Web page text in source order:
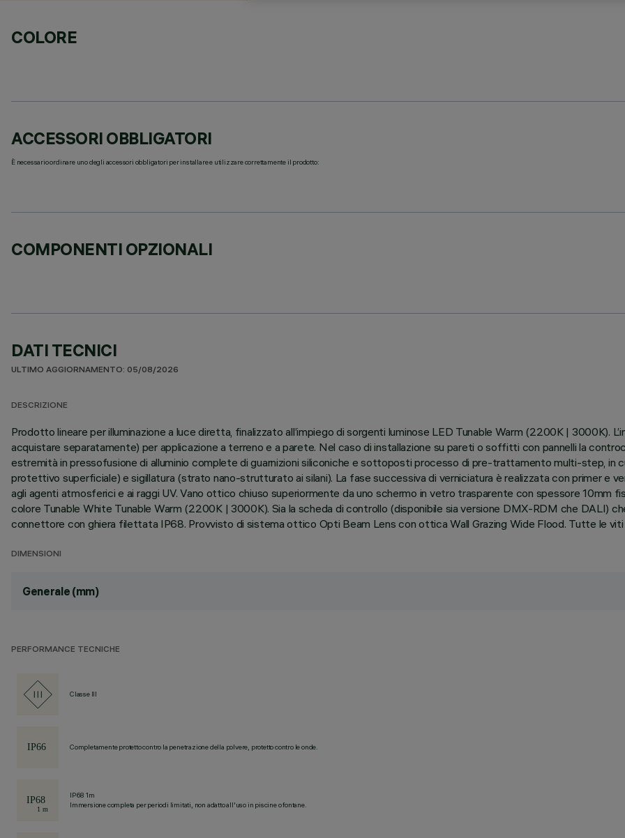
COLORE
ACCESSORI OBBLIGATORI
È necessario ordinare uno degli accessori obbligatori per installare e utilizzare correttamente il prodotto:
COMPONENTI OPZIONALI
DATI TECNICI
ULTIMO AGGIORNAMENTO: 05/08/2026
DESCRIZIONE
Prodotto lineare per illuminazione a luce diretta, finalizzato all’impiego di sorgenti luminose LED Tunable Warm (2200K | 3000K).
acquistare separatamente) per applicazione a terreno e a parete. Nel caso di installazione su pareti o soffitti con pannelli la
estremità in pressofusione di alluminio complete di guarnizioni siliconiche e sottoposti processo di pre-trattamento multi-step, in
protettivo superficiale) e sigillatura (strato nano-strutturato ai silani). La fase successiva di verniciatura è realizzata con primer e
agli agenti atmosferici e ai raggi UV. Vano ottico chiuso superiormente da uno schermo in vetro trasparente con spessore 10mm
colore Tunable White Tunable Warm (2200K | 3000K). Sia la scheda di controllo (disponibile sia versione DMX-RDM che DALI)
connettore con ghiera filettata IP68. Provvisto di sistema ottico Opti Beam Lens con ottica Wall Grazing Wide Flood. Tutte le
DIMENSIONI
Generale (mm)
PERFORMANCE TECNICHE
Classe III
Completamente protetto contro la penetrazione della polvere, protetto contro le onde.
IP68 1m
Immersione completa per periodi limitati, non adatto all'uso in piscine o fontane.